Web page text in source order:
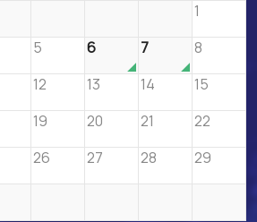
1
5 6 7
8
12 13 14
15
19 20 21
22
26 27 28
29